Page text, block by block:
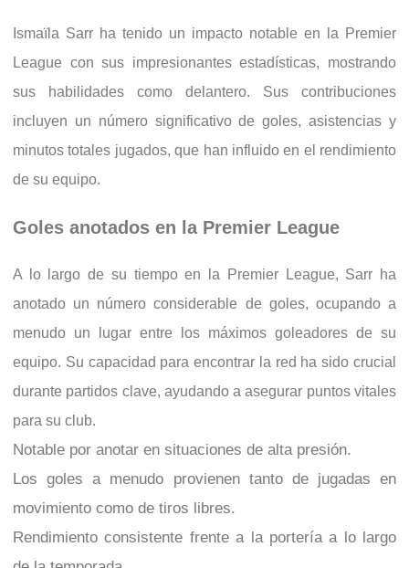
Ismaïla Sarr ha tenido un impacto notable en la Premier
League con sus impresionantes estadísticas, mostrando
sus habilidades como delantero. Sus contribuciones
incluyen un número significativo de goles, asistencias y
minutos totales jugados, que han influido en el rendimiento
de su equipo.
Goles anotados en la Premier League
A lo largo de su tiempo en la Premier League, Sarr ha
anotado un número considerable de goles, ocupando a
menudo un lugar entre los máximos goleadores de su
equipo. Su capacidad para encontrar la red ha sido crucial
durante partidos clave, ayudando a asegurar puntos vitales
para su club.
Notable por anotar en situaciones de alta presión.
Los goles a menudo provienen tanto de jugadas en
movimiento como de tiros libres.
Rendimiento consistente frente a la portería a lo largo